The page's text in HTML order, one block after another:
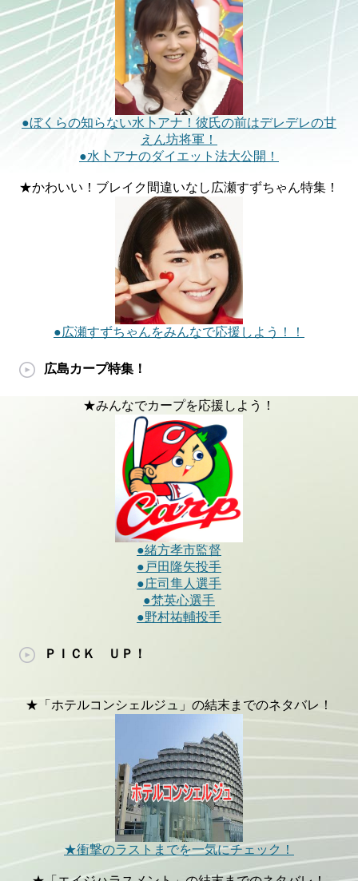
●ぼくらの知らない水卜アナ！彼氏の前はデレデレの甘
えん坊将軍！
●水卜アナのダイエット法大公開！
★かわいい！ブレイク間違いなし広瀬すずちゃん特集！
●広瀬すずちゃんをみんなで応援しよう！！
広島カープ特集！
★みんなでカープを応援しよう！
●緒方孝市監督
●戸田隆矢投手
●庄司隼人選手
●梵英心選手
●野村祐輔投手
ＰＩＣＫ ＵＰ！
★「ホテルコンシェルジュ」の結末までのネタバレ！
★衝撃のラストまでを一気にチェック！